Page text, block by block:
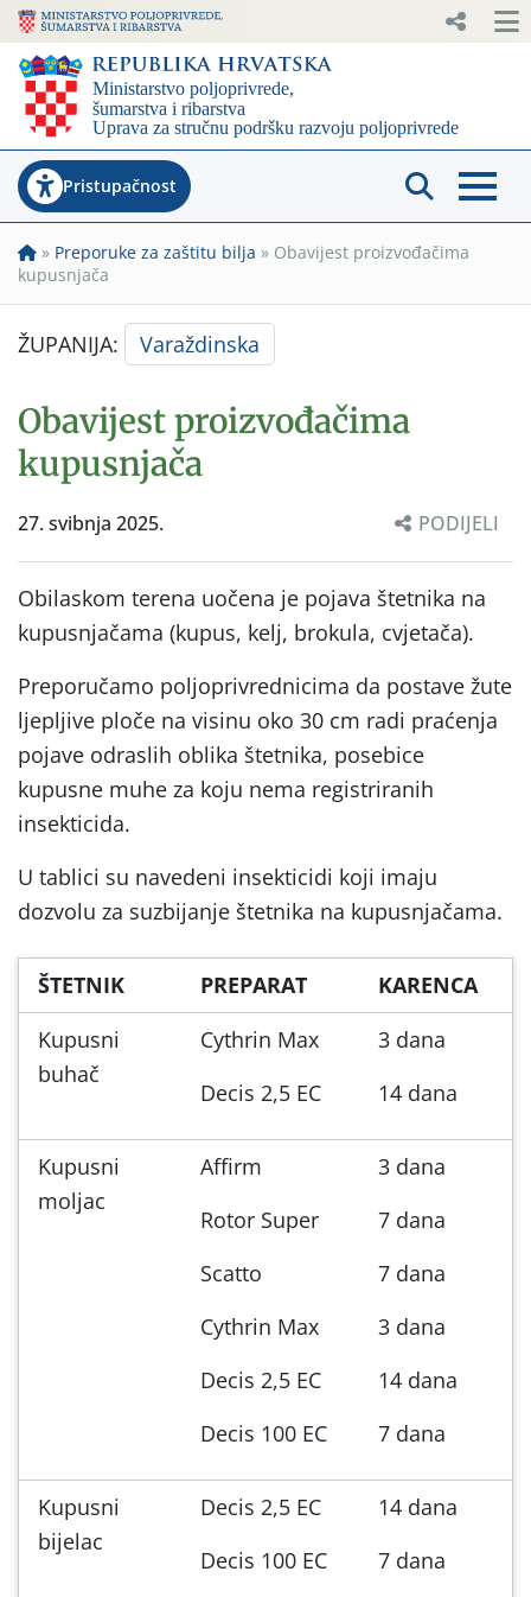
Pristupačnost
» Preporuke za zaštitu bilja » Obavijest proizvođačima
kupusnjača
ŽUPANIJA: Varaždinska
Obavijest proizvođačima
kupusnjača
27. svibnja 2025. PODIJELI
Obilaskom terena uočena je pojava štetnika na
kupusnjačama (kupus, kelj, brokula, cvjetača).
Preporučamo poljoprivrednicima da postave žute
ljepljive ploče na visinu oko 30 cm radi praćenja
pojave odraslih oblika štetnika, posebice
kupusne muhe za koju nema registriranih
insekticida.
U tablici su navedeni insekticidi koji imaju
dozvolu za suzbijanje štetnika na kupusnjačama.
ŠTETNIK PREPARAT
KARENCA
Kupusni
buhač
Cythrin Max
Decis 2,5 EC
3 dana
14 dana
Kupusni
moljac
Affirm
Rotor Super
Scatto
Cythrin Max
Decis 2,5 EC
Decis 100 EC
3 dana
7 dana
7 dana
3 dana
14 dana
7 dana
Kupusni
bijelac
Decis 2,5 EC
Decis 100 EC
14 dana
7 dana